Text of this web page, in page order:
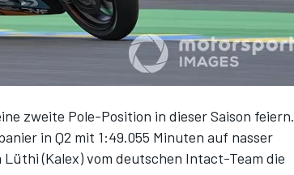
zweite Pole-Position in dieser Saison feiern.
in Q2 mit 1:49.055 Minuten auf nasser
(Kalex) vom deutschen Intact-Team die